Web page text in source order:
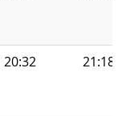
20:32 21:18